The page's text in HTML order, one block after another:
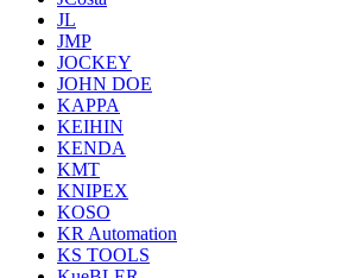
JL
JMP
JOCKEY
JOHN DOE
KAPPA
KEIHIN
KENDA
KMT
KNIPEX
KOSO
KR Automation
KS TOOLS